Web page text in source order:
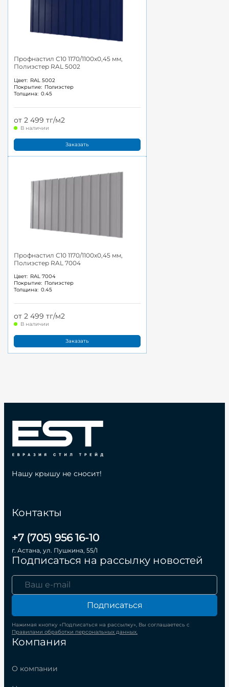
Профнастил С10 1170/1100x0,45 мм,
Полиэстер RAL 5002
Цвет: RAL 5002
Покрытие: Полиэстер
Толщина: 0.45
от 2 499 тг/м2
В наличии
Заказать
Профнастил С10 1170/1100x0,45 мм,
Полиэстер RAL 7004
Цвет: RAL 7004
Покрытие: Полиэстер
Толщина: 0.45
от 2 499 тг/м2
В наличии
Заказать
Компания
О компании
Контакты
+7 (705) 956 16-10
г. Астана, ул. Пушкина, 55/1
Подписаться на рассылку новостей
Подписаться
Нажимая кнопку «Подписаться на рассылку», Вы соглашаетесь с
Правилами обработки персональных данных.
Нашу крышу не сносит!